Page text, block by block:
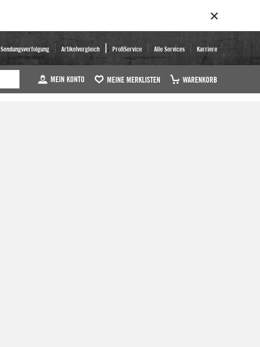
Sendungsverfolgung Artikelvergleich ProfiService Alle Services Karriere
MEIN KONTO MEINE MERKLISTEN WARENKORB